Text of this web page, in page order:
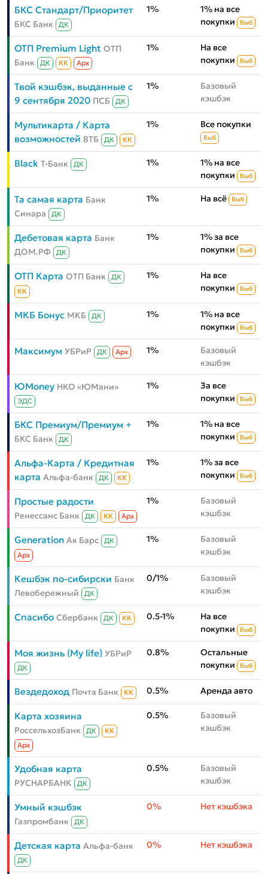
БКС Стандарт/Приоритет
БКС Банк ДК
1%
1% на все
покупки
Выб
ОТП Premium Light ОТП
Банк
ДК КК Aрх
1%
На все
покупки
Выб
Твой кэшбэк, выданные с
9 сентября 2020 ПСБ ДК
1%
Базовый
кэшбэк
Мультикарта / Карта
возможностей ВТБ ДК КК
1% Все покупки
Выб
Black Т-Банк ДК 1%
1% на все
покупки
Выб
Та самая карта Банк
Синара
ДК
1% На всё Выб
Дебетовая карта Банк
ДОМ.РФ
ДК
1%
1% за все
покупки
Выб
ОТП Карта ОТП Банк
ДК
КК
1%
На все
покупки
Выб
МКБ Бонус МКБ ДК 1%
1% на все
покупки
Выб
Максимум УБРиР ДК Aрх 1%
Базовый
кэшбэк
ЮMoney НКО «ЮМани»
ЭДС
1%
За все
покупки
Выб
БКС Премиум/Премиум +
БКС Банк ДК
1%
1% на все
покупки
Выб
Альфа-Карта / Кредитная
карта Альфа-банк ДК КК
1%
1% за все
покупки
Выб
Простые радости
Ренессанс Банк ДК КК Aрх
1%
Базовый
кэшбэк
Generation Ак Барс
ДК
Aрх
1%
Базовый
кэшбэк
Кешбэк по-сибирски Банк
Левобережный
ДК
0/1%
Базовый
кэшбэк
Спасибо Сбербанк ДК КК 0.5-1%
На все
покупки
Выб
Моя жизнь (My life) УБРиР
ДК
0.8%
Остальные
покупки
Выб
Вездедоход Почта Банк КК 0.5% Аренда авто
Карта хозяина
РоссельхозБанк ДК
КК
Aрх
0.5%
Базовый
кэшбэк
Удобная карта
РУСНАРБАНК ДК
0.5%
Базовый
кэшбэк
Умный кэшбэк
Газпромбанк ДК
0% Нет кэшбэка
Детская карта Альфа-банк
ДК
0% Нет кэшбэка